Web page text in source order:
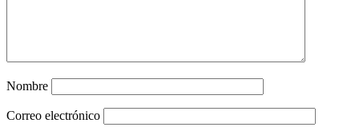
Nombre
Correo electrónico